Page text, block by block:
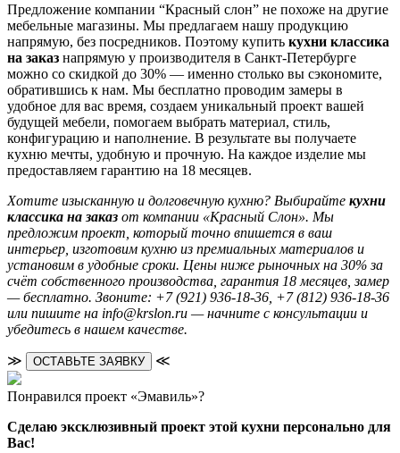
Предложение компании “Красный слон” не похоже на другие
мебельные магазины. Мы предлагаем нашу продукцию
напрямую, без посредников. Поэтому купить кухни классика
на заказ напрямую у производителя в Санкт-Петербурге
можно со скидкой до 30% — именно столько вы сэкономите,
обратившись к нам. Мы бесплатно проводим замеры в
удобное для вас время, создаем уникальный проект вашей
будущей мебели, помогаем выбрать материал, стиль,
конфигурацию и наполнение. В результате вы получаете
кухню мечты, удобную и прочную. На каждое изделие мы
предоставляем гарантию на 18 месяцев.
Хотите изысканную и долговечную кухню? Выбирайте кухни
классика на заказ от компании «Красный Слон». Мы
предложим проект, который точно впишется в ваш
интерьер, изготовим кухню из премиальных материалов и
установим в удобные сроки. Цены ниже рыночных на 30% за
счёт собственного производства, гарантия 18 месяцев, замер
— бесплатно. Звоните: +7 (921) 936-18-36, +7 (812) 936-18-36
или пишите на info@krslon.ru — начните с консультации и
убедитесь в нашем качестве.
≫ ОСТАВЬТЕ ЗАЯВКУ ≪
Понравился проект «Эмавиль»?
Сделаю эксклюзивный проект этой кухни персонально для
Вас!